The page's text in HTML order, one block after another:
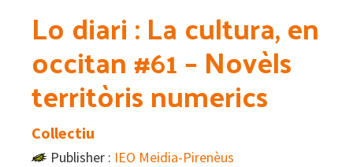
Lo diari : La cultura, en
occitan #61 – Novèls
territòris numerics
Collectiu
Publisher : IEO Meidia-Pirenèus